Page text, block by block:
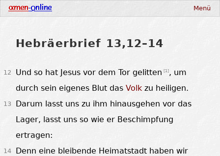
Hebräerbrief 13,12–14
12 Und so hat Jesus vor dem Tor gelitten [1 ] , um
durch sein eigenes Blut das Volk zu heiligen.
13
Darum lasst uns zu ihm hinausgehen vor das
Lager, lasst uns so wie er Beschimpfung
ertragen:
14
Denn eine bleibende Heimatstadt haben wir
Menü